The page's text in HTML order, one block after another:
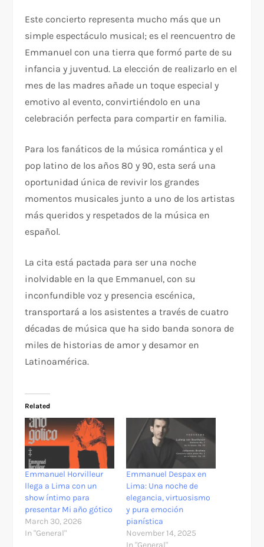
Este concierto representa mucho más que un
simple espectáculo musical; es el reencuentro de
Emmanuel con una tierra que formó parte de su
infancia y juventud. La elección de realizarlo en el
mes de las madres añade un toque especial y
emotivo al evento, convirtiéndolo en una
celebración perfecta para compartir en familia.
Para los fanáticos de la música romántica y el
pop latino de los años 80 y 90, esta será una
oportunidad única de revivir los grandes
momentos musicales junto a uno de los artistas
más queridos y respetados de la música en
español.
La cita está pactada para ser una noche
inolvidable en la que Emmanuel, con su
inconfundible voz y presencia escénica,
transportará a los asistentes a través de cuatro
décadas de música que ha sido banda sonora de
miles de historias de amor y desamor en
Latinoamérica.
Related
Emmanuel Horvilleur
llega a Lima con un
show íntimo para
presentar Mi año gótico
March 30, 2026
In "General"
Emmanuel Despax en
Lima: Una noche de
elegancia, virtuosismo
y pura emoción
pianística
November 14, 2025